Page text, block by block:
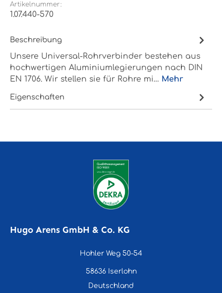
Artikelnummer:
1.07.440-570
Beschreibung
Unsere Universal-Rohrverbinder bestehen aus
hochwertigen Aluminiumlegierungen nach DIN
EN 1706. Wir stellen sie für Rohre mi… Mehr
Eigenschaften
Hugo Arens GmbH & Co. KG
Hohler Weg 50-54
58636 Iserlohn
Deutschland